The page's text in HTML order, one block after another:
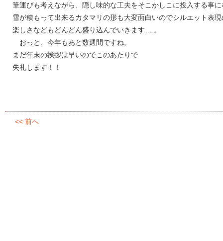
筆運びも考えながら、隠し味的な工夫をそこかしこに投入する事
雪が積もって出来るカタマリの形も大変面白いのでシルエット表現
楽しさなどもどんどん盛り込んでいきます….。
おっと、今年もあと数週間ですね。
まだ年末の挨拶は早いのでこのあたりで
失礼します！！
<< 前へ